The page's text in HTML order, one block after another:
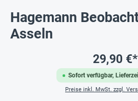
Hagemann
Asseln
Sofort verfügbar,
29,90 €*
Preise inkl. MwSt. zzgl.